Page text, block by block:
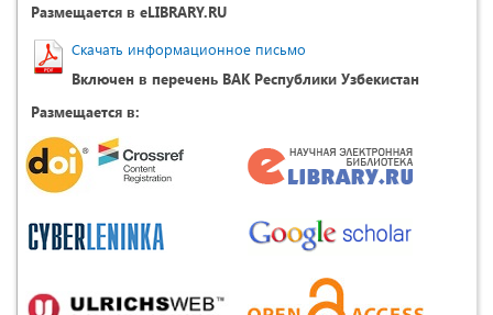
Размещается в eLIBRARY.RU
Скачать информационное письмо
Включен в перечень ВАК Республики Узбекистан
Размещается в: